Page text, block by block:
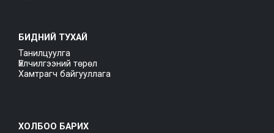
БИДНИЙ ТУХАЙ
Танилцуулга
Үйлчилгээний төрөл
Хамтрагч байгууллага
ХОЛБОО БАРИХ